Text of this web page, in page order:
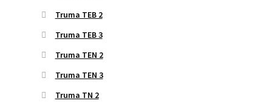
Truma TEB 2
Truma TEB 3
Truma TEN 2
Truma TEN 3
Truma TN 2